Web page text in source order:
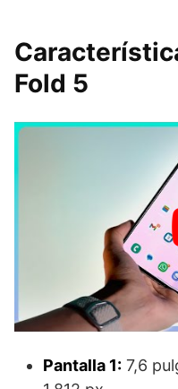
Fold 5
Pantalla 1: 7,6